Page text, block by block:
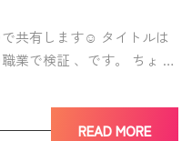
共有します☺ タイトルは
職業で検証 、です。 ちょ …
READ MORE